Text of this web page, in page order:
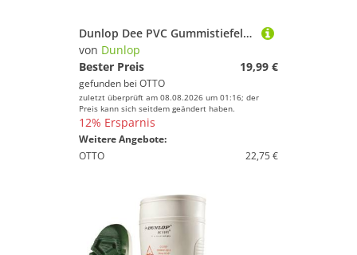
Dunlop Dee PVC Gummistiefel für Beruf Garten & Freizeit Gummistiefel Profilsohle sorgt für guten Halt
von Dunlop
Bester Preis
19,99 €
gefunden bei OTTO
zuletzt überprüft am 08.08.2026 um 01:16; der
Preis kann sich seitdem geändert haben.
12% Ersparnis
Weitere Angebote:
OTTO
22,75 €